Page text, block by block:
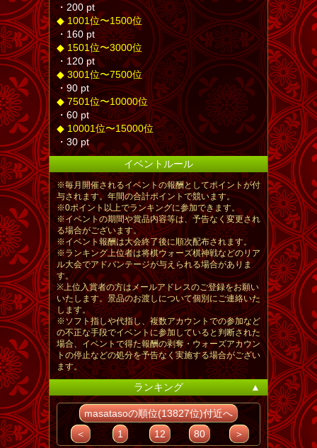
・200 pt
◆ 1001位〜1500位
・160 pt
◆ 1501位〜3000位
・120 pt
◆ 3001位〜7500位
・90 pt
◆ 7501位〜10000位
・60 pt
◆ 10001位〜15000位
・30 pt
イベントルール
※毎月開催されるイベントの報酬としてポイントが付
与されます。年間の合計ポイントで競います。
※0ポイント以上でランキングに参加できます。
※イベントの期間や賞品内容等は、予告なく変更され
る場合がございます。
※イベント報酬は大会終了後に順次配布されます。
※ランキング上位者は将棋ウォーズ棋神戦などのリア
ル大会でアドバンテージが与えられる場合がありま
す。
※上位入賞者の方はメールアドレスのご登録をお願い
いたします。景品のお渡しについて個別にご連絡いた
します。
※ソフト指しや代指し、複数アカウントでの参加など
の不正な手段でイベントに参加していると判断された
場合、イベントで得た報酬の剥奪・ウォーズアカウン
トの停止などの処分を予告なく実施する場合がござい
ます。
ランキング ▲
masatasoの順位(13827位)付近へ
＜
1 12 80 ＞